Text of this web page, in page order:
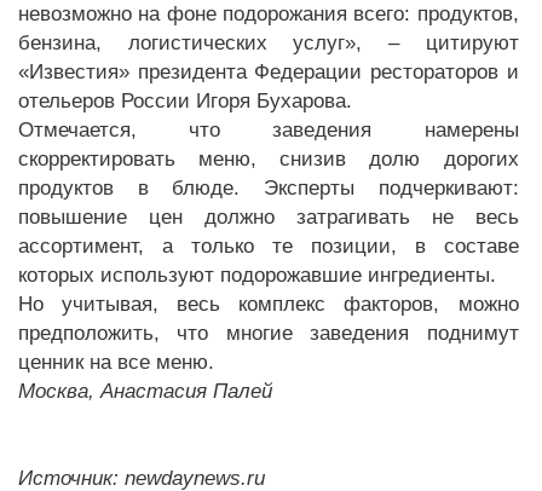
невозможно на фоне подорожания всего: продуктов,
бензина, логистических услуг», – цитируют
«Известия» президента Федерации рестораторов и
отельеров России Игоря Бухарова.
Отмечается, что заведения намерены
скорректировать меню, снизив долю дорогих
продуктов в блюде. Эксперты подчеркивают:
повышение цен должно затрагивать не весь
ассортимент, а только те позиции, в составе
которых используют подорожавшие ингредиенты.
Но учитывая, весь комплекс факторов, можно
предположить, что многие заведения поднимут
ценник на все меню.
Москва, Анастасия Палей
Источник: newdaynews.ru